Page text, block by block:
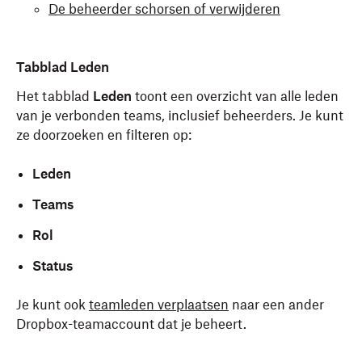
De beheerder schorsen of verwijderen
Tabblad Leden
Het tabblad Leden toont een overzicht van alle leden
van je verbonden teams, inclusief beheerders. Je kunt
ze doorzoeken en filteren op:
Leden
Teams
Rol
Status
Je kunt ook teamleden verplaatsen naar een ander
Dropbox-teamaccount dat je beheert.